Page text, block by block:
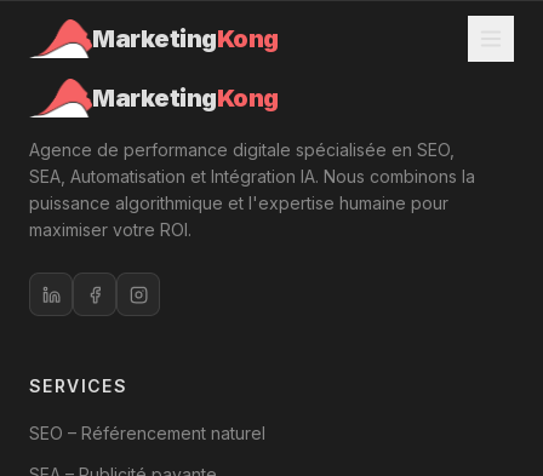
MarketingKong
MarketingKong
Agence de performance digitale spécialisée en SEO,
SEA, Automatisation et Intégration IA. Nous combinons la
puissance algorithmique et l'expertise humaine pour
maximiser votre ROI.
SERVICES
SEO – Référencement naturel